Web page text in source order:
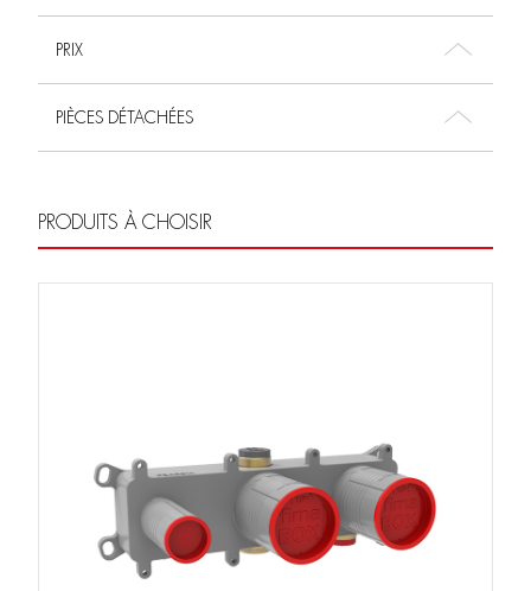
PRIX
PIÈCES DÉTACHÉES
PRODUITS À CHOISIR